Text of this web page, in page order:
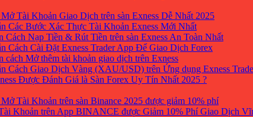
Tài Khoản Giao Dịch trên sàn Exness Dễ Nhất 2025
Các Bước Xác Thực Tài Khoản Exness Mới Nhất
Cách Nạp Tiền & Rút Tiền trên sàn Exness An Toàn Nhất
Cách Cài Đặt Exness Trader App Để Giao Dịch Forex
cách Mở thêm tài khoản giao dịch trên Exness
Cách Giao Dịch Vàng (XAU/USD) trên Ứng dụng Exness
Được Đánh Giá là Sàn Forex Uy Tín Nhất 2025 ?
Tài Khoản trên sàn Binance 2025 được giảm 10% phí
Khoản trên App BINANCE được Giảm 10% Phí Giao Dịch